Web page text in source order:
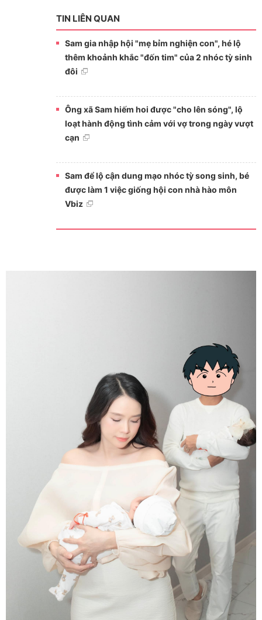
TIN LIÊN QUAN
Sam gia nhập hội "mẹ bỉm nghiện con", hé lộ
thêm khoảnh khắc "đốn tim" của 2 nhóc tỳ sinh
đôi
Ông xã Sam hiếm hoi được "cho lên sóng", lộ
loạt hành động tình cảm với vợ trong ngày vượt
cạn
Sam để lộ cận dung mạo nhóc tỳ song sinh, bé
được làm 1 việc giống hội con nhà hào môn
Vbiz